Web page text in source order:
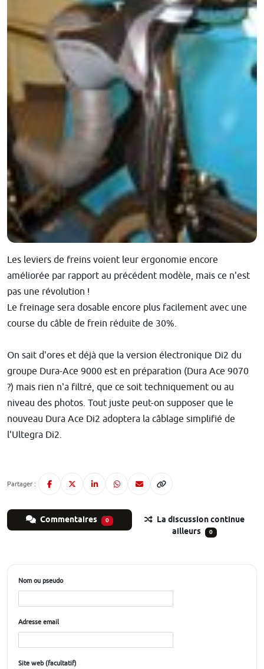
Les leviers de freins voient leur ergonomie encore
améliorée par rapport au précédent modèle, mais ce n'est
pas une révolution !
Le freinage sera dosable encore plus facilement avec une
course du câble de frein réduite de 30%.
On sait d'ores et déjà que la version électronique Di2 du
groupe Dura-Ace 9000 est en préparation (Dura Ace 9070
?) mais rien n'a filtré, que ce soit techniquement ou au
niveau des photos. Tout juste peut-on supposer que le
nouveau Dura Ace Di2 adoptera la câblage simplifié de
l'Ultegra Di2.
Partager :
Commentaires 0
La discussion continue
ailleurs
0
Nom ou pseudo
Adresse email
Site web (facultatif)